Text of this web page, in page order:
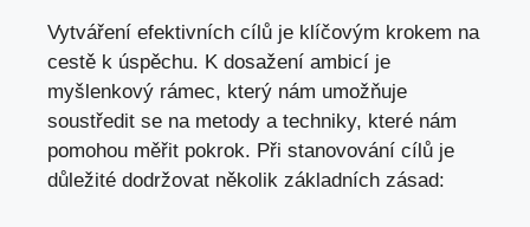
Vytváření efektivních cílů je klíčovým krokem na
cestě k úspěchu. K dosažení ambicí je
⁤myšlenkový rámec, který nám umožňuje
soustředit se na metody a techniky, které ⁢nám
pomohou měřit pokrok. Při stanovování cílů je
⁣důležité dodržovat několik⁤ základních zásad: